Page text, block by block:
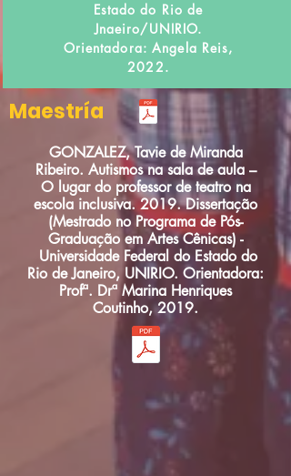
Estado do Rio de
Jnaeiro/UNIRIO.
Orientadora: Angela Reis,
2022.
Maestría
GONZALEZ, Tavie de Miranda
Ribeiro. Autismos na sala de aula –
O lugar do professor de teatro na
escola inclusiva. 2019. Dissertação
(Mestrado no Programa de Pós-
Graduação em Artes Cênicas) -
Universidade Federal do Estado do
Rio de Janeiro, UNIRIO. Orientadora:
Profª. Drª Marina Henriques
Coutinho, 2019.